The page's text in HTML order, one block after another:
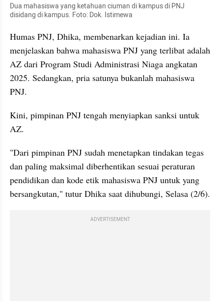
Dua mahasiswa yang ketahuan ciuman di kampus di PNJ
disidang di kampus. Foto: Dok. Istimewa
Humas PNJ, Dhika, membenarkan kejadian ini. Ia
menjelaskan bahwa mahasiswa PNJ yang terlibat adalah
AZ dari Program Studi Administrasi Niaga angkatan
2025. Sedangkan, pria satunya bukanlah mahasiswa
PNJ.
Kini, pimpinan PNJ tengah menyiapkan sanksi untuk
AZ.
"Dari pimpinan PNJ sudah menetapkan tindakan tegas
dan paling maksimal diberhentikan sesuai peraturan
pendidikan dan kode etik mahasiswa PNJ untuk yang
bersangkutan," tutur Dhika saat dihubungi, Selasa (2/6).
ADVERTISEMENT